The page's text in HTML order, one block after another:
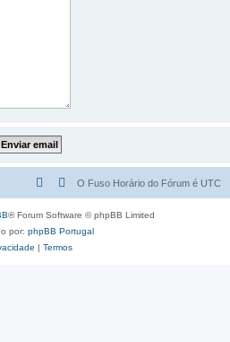
O Fuso Horário do Fórum é UTC
® Forum Software © phpBB Limited
por: phpBB Portugal
| Termos